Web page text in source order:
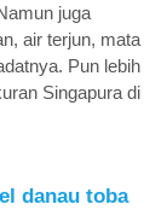
juga
air terjun, mata
Pun lebih
Singapura di
danau toba